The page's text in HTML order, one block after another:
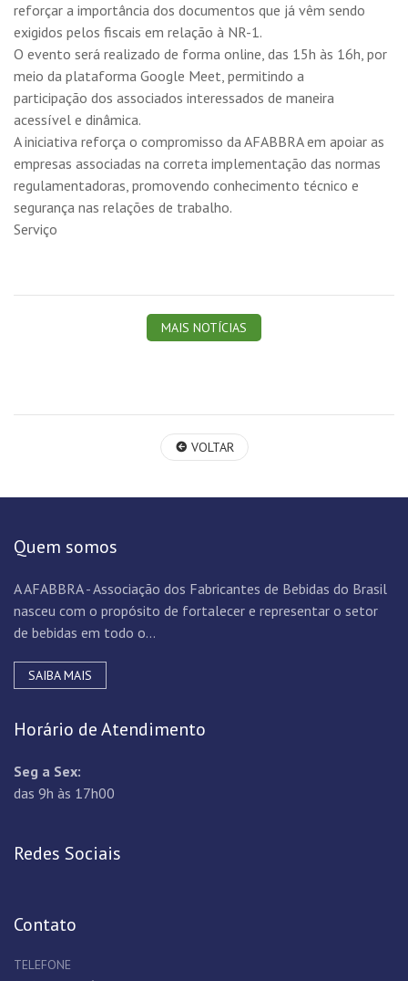
reforçar a importância dos documentos que já vêm sendo
exigidos pelos fiscais em relação à NR-1.
O evento será realizado de forma online, das 15h às 16h, por
meio da plataforma Google Meet, permitindo a
participação dos associados interessados de maneira
acessível e dinâmica.
A iniciativa reforça o compromisso da AFABBRA em apoiar as
empresas associadas na correta implementação das normas
regulamentadoras, promovendo conhecimento técnico e
segurança nas relações de trabalho.
Serviço
MAIS NOTÍCIAS
VOLTAR
Quem somos
A AFABBRA - Associação dos Fabricantes de Bebidas do Brasil
nasceu com o propósito de fortalecer e representar o setor
de bebidas em todo o...
SAIBA MAIS
Horário de Atendimento
Seg a Sex:
das 9h às 17h00
Redes Sociais
Contato
TELEFONE